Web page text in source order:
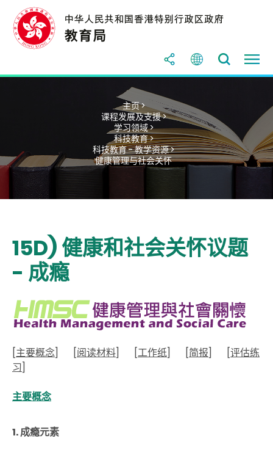
主页 >
课程发展及支援 >
学习领域 >
科技教育 >
科技教育 - 教学资源 >
健康管理与社会关怀
15D) 健康和社会关怀议题
- 成瘾
[主要概念] [阅读材料] [工作纸] [简报] [评估练
习]
主要概念
1. 成瘾元素